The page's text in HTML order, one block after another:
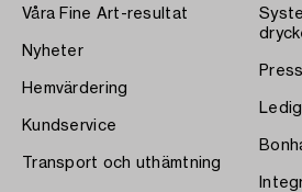
Våra Fine Art-resultat
Nyheter
Hemvärdering
Kundservice
Transport och uthämtning
Press